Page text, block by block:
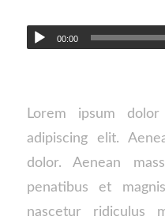
00:00
Lorem ipsum
adipiscing elit.
dolor. Aenean
penatibus et
nascetur ridiculus